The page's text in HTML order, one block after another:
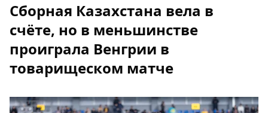
Сборная Казахстана вела в
счёте, но в меньшинстве
проиграла Венгрии в
товарищеском матче